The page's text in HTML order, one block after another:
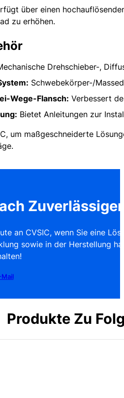
über einen
zu erhöhen.
Drehschieber-,
Schwebekörper-/
Wege-Flansch: Verbessert
Bietet Anleitungen zur
um maßgeschneiderte
an CVSIC, wenn Sie eine
sowie in der Herstellung
Mail
Produkte Zu